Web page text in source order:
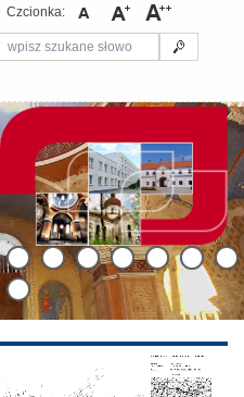
Czcionka: